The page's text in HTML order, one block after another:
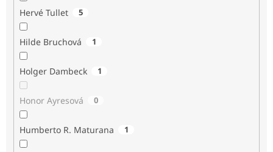
Hervé Tullet 5
Hilde Bruchová 1
Holger Dambeck 1
Honor Ayresová 0
Humberto R. Maturana 1